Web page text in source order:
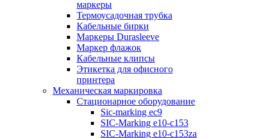
маркеры
Термоусадочная трубка
Кабельные бирки
Маркеры Durasleeve
Маркер флажок
Кабельные клипсы
Этикетка для офисного
принтера
Механическая маркировка
Стационарное оборудование
Sic-marking ec9
SIC-Marking e10-c153
SIC-Marking e10-c153za